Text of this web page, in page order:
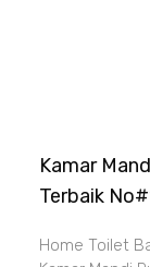
Kamar
Terbaik
Home Toilet